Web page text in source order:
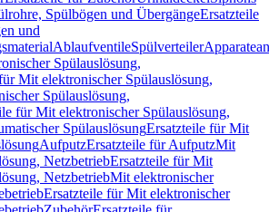
Spülbögen und ÜbergängeErsatzteile
und
AblaufventileSpülverteiler
Spülauslösung,
Mit elektronischer Spülauslösung,
Spülauslösung,
für Mit elektronischer Spülauslösung,
SpülauslösungErsatzteile für Mit
AufputzErsatzteile für AufputzMit
NetzbetriebErsatzteile für Mit
NetzbetriebMit elektronischer
Ersatzteile für Mit elektronischer